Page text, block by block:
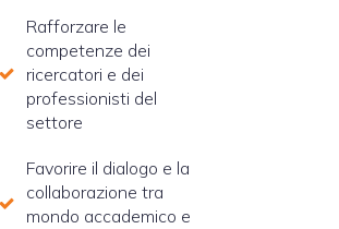
Rafforzare le
competenze dei
ricercatori e dei
professionisti del
settore
Favorire il dialogo e la
collaborazione tra
mondo accademico e